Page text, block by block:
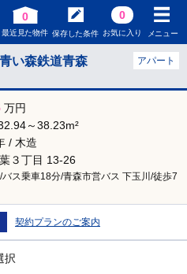
0
最近見た物件 保存した条件
0
お気に入り メニュー
い森鉄道青森
アパート
万円
～38.23m²
/ 木造
３丁目 13-26
ス乗車18分/青森市営バス 下玉川/徒歩7
契約プランのご案内
択